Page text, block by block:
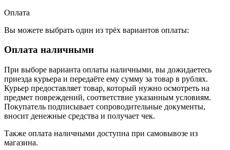
Оплата
Вы можете выбрать один из трёх вариантов оплаты:
Оплата наличными
При выборе варианта оплаты наличными, вы дожидаетесь
приезда курьера и передаёте ему сумму за товар в рублях.
Курьер предоставляет товар, который нужно осмотреть на
предмет повреждений, соответствие указанным условиям.
Покупатель подписывает сопроводительные документы,
вносит денежные средства и получает чек.
Также оплата наличными доступна при самовывозе из
магазина.